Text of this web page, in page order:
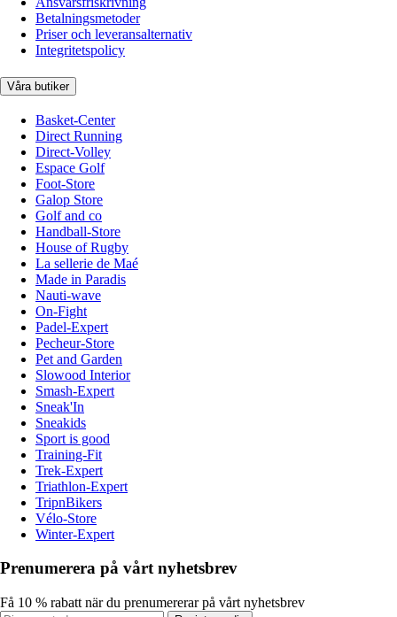
Betalningsmetoder
Priser och leveransalternativ
Integritetspolicy
Våra butiker
Basket-Center
Direct Running
Direct-Volley
Espace Golf
Foot-Store
Galop Store
Golf and co
Handball-Store
House of Rugby
La sellerie de Maé
Made in Paradis
Nauti-wave
On-Fight
Padel-Expert
Pecheur-Store
Pet and Garden
Slowood Interior
Smash-Expert
Sneak'In
Sneakids
Sport is good
Training-Fit
Trek-Expert
Triathlon-Expert
TripnBikers
Vélo-Store
Winter-Expert
Prenumerera på vårt nyhetsbrev
Få 10 % rabatt när du prenumererar på vårt nyhetsbrev